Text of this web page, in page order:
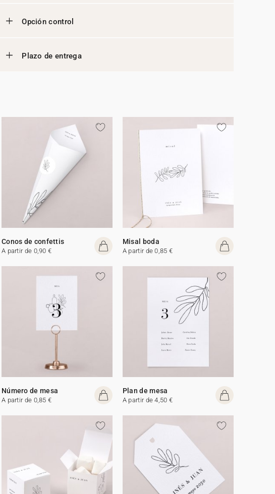
Opción control
Plazo de entrega
Conos de confettis
A partir de 0,90 €
Misal boda
A partir de 0,85 €
Número de mesa
A partir de 0,85 €
Plan de mesa
A partir de 4,50 €